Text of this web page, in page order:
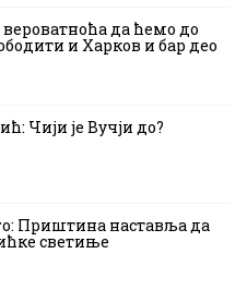
да ћемо до
и Харков и бар део
Чији је Вучји до?
Приштина наставља да
светиње